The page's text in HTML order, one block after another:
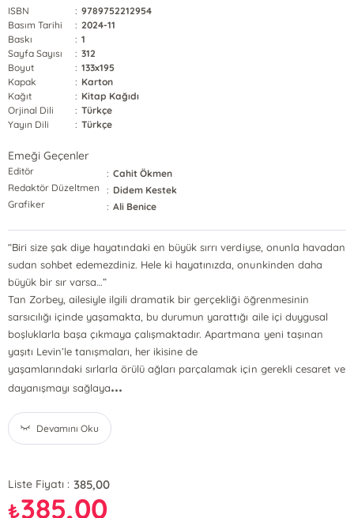
ISBN : 9789752212954
Basım Tarihi
: 2024-11
Baskı
: 1
Sayfa Sayısı
: 312
Boyut
: 133x195
Kapak
: Karton
Kağıt
: Kitap Kağıdı
Orjinal Dili
: Türkçe
Yayın Dili
: Türkçe
Emeği Geçenler
Editör : Cahit Ökmen
Redaktör Düzeltmen
: Didem Kestek
Grafiker
: Ali Benice
“Biri size şak diye hayatındaki en büyük sırrı verdiyse, onunla havadan
sudan sohbet edemezdiniz. Hele ki hayatınızda, onunkinden daha
büyük bir sır varsa…”
Tan Zorbey, ailesiyle ilgili dramatik bir gerçekliği öğrenmesinin
sarsıcılığı içinde yaşamakta, bu durumun yarattığı aile içi duygusal
boşluklarla başa çıkmaya çalışmaktadır. Apartmana yeni taşınan
yaşıtı Levin’le tanışmaları, her ikisine de
yaşamlarındaki sırlarla örülü ağları parçalamak için gerekli cesaret ve
dayanışmayı sağlaya...
Devamını Oku
Liste Fiyatı : 385,00
₺385,00